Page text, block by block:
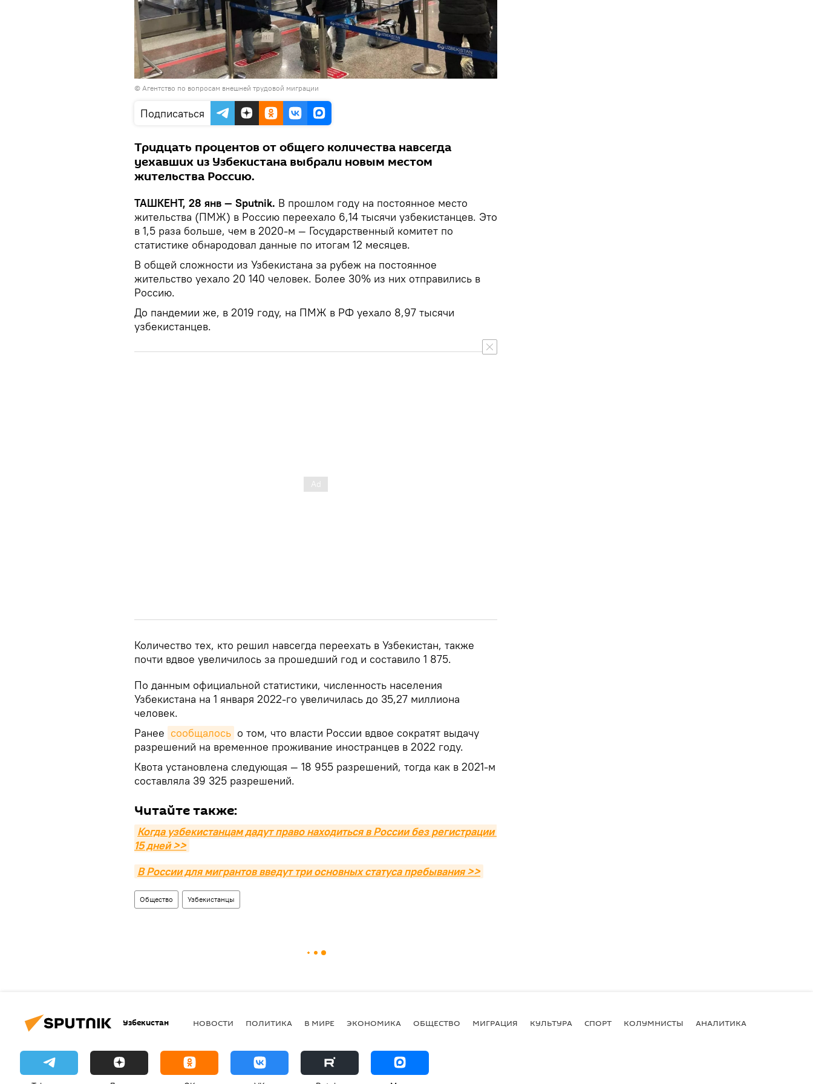
© Агентство по вопросам внешней трудовой миграции
Подписаться
Тридцать процентов от общего количества навсегда
уехавших из Узбекистана выбрали новым местом
жительства Россию.
ТАШКЕНТ, 28 янв — Sputnik. В прошлом году на постоянное место
жительства (ПМЖ) в Россию переехало 6,14 тысячи узбекистанцев. Это
в 1,5 раза больше, чем в 2020-м — Государственный комитет по
статистике обнародовал данные по итогам 12 месяцев.
В общей сложности из Узбекистана за рубеж на постоянное
жительство уехало 20 140 человек. Более 30% из них отправились в
Россию.
До пандемии же, в 2019 году, на ПМЖ в РФ уехало 8,97 тысячи
узбекистанцев.
Количество тех, кто решил навсегда переехать в Узбекистан, также
почти вдвое увеличилось за прошедший год и составило 1 875.
По данным официальной статистики, численность населения
Узбекистана на 1 января 2022-го увеличилась до 35,27 миллиона
человек.
Ранее сообщалось о том, что власти России вдвое сократят выдачу
разрешений на временное проживание иностранцев в 2022 году.
Квота установлена следующая — 18 955 разрешений, тогда как в 2021-м
составляла 39 325 разрешений.
Читайте также:
Когда узбекистанцам дадут право находиться в России без регистрации
15 дней >>
В России для мигрантов введут три основных статуса пребывания >>
Общество Узбекистанцы
Узбекистан НОВОСТИ ПОЛИТИКА В МИРЕ ЭКОНОМИКА ОБЩЕСТВО МИГРАЦИЯ КУЛЬТУРА СПОРТ КОЛУМНИСТЫ АНАЛИТИКА